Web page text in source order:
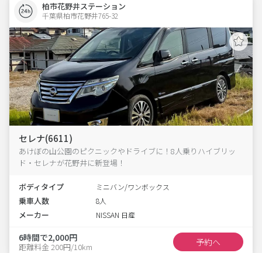
柏市花野井ステーション
千葉県柏市花野井765-32
セレナ(6611)
あけぼの山公園のピクニックやドライブに！8人乗りハイブリッ
ド・セレナが花野井に新登場！
ボディタイプ ミニバン/ワンボックス
乗車人数 8人
メーカー NISSAN 日産
6時間で2,000円
距離料金 200円/10km 予約へ